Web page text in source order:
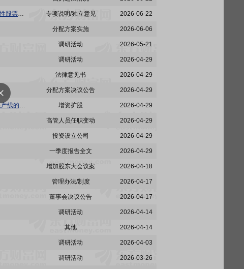
北新建材:董事会薪酬与考核委员会关于公司回购注销2024年限制性股票激励计划部分限制性股票事项的核查意见 专项说明/独立意见 2026-06-22
分配方案实施 2026-06-06
调研活动 2026-05-21
调研活动 2026-04-29
法律意见书 2026-04-29
分配方案决议公告 2026-04-29
北新建材:关于泰山石膏有限公司对子公司增资并投资建设年产5,000万平方米纸面石膏板生产线的公告 增资扩股 2026-04-29
高管人员任职变动 2026-04-29
投资设立公司 2026-04-29
一季度报告全文 2026-04-29
增加股东大会议案 2026-04-18
管理办法/制度 2026-04-17
董事会决议公告 2026-04-17
调研活动 2026-04-14
其他 2026-04-14
调研活动 2026-04-03
调研活动 2026-03-26